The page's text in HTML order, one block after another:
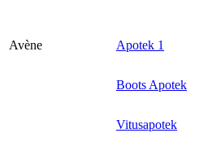
Avène Apotek 1
Boots Apotek
Vitusapotek